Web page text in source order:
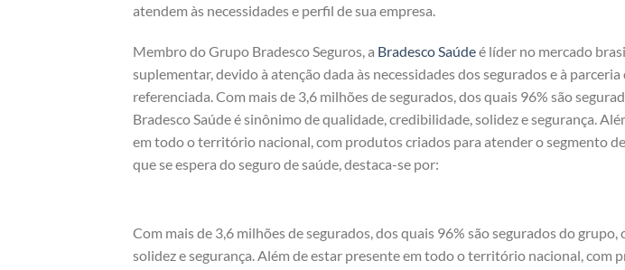
atendem às necessidades e perfil de sua empresa.
Membro do Grupo Bradesco Seguros, a Bradesco Saúdeé líder no mercado
suplementar, devido à atenção dada às necessidades dos segurados e à parceria
referenciada. Com mais de 3,6 milhões de segurados, dos quais 96% são
Bradesco Saúde é sinônimo de qualidade, credibilidade, solidez e segurança.
em todo o território nacional, com produtos criados para atender o segmento
que se espera do seguro de saúde, destaca-se por:
Com mais de 3,6 milhões de segurados, dos quais 96% são segurados do
solidez e segurança. Além de estar presente em todo o território nacional,